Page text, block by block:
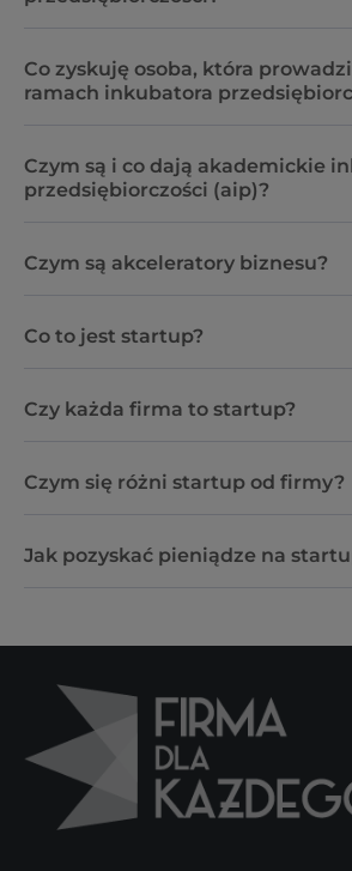
Co zyskuję osoba, która
ramach inkubatora
Czym są i co dają akademickie
przedsiębiorczości (aip)?
Czym są akceleratory biznesu?
Co to jest startup?
Czy każda firma to startup?
Czym się różni startup od firmy?
Jak pozyskać pieniądze na